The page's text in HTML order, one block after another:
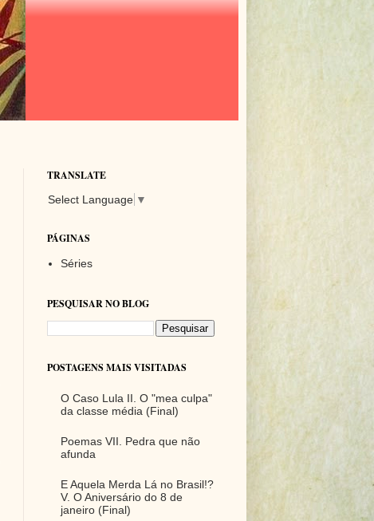
TRANSLATE
Select Language ▼
PÁGINAS
Séries
PESQUISAR NO BLOG
POSTAGENS MAIS VISITADAS
O Caso Lula II. O "mea culpa"
da classe média (Final)
Poemas VII. Pedra que não
afunda
E Aquela Merda Lá no Brasil!?
V. O Aniversário do 8 de
janeiro (Final)